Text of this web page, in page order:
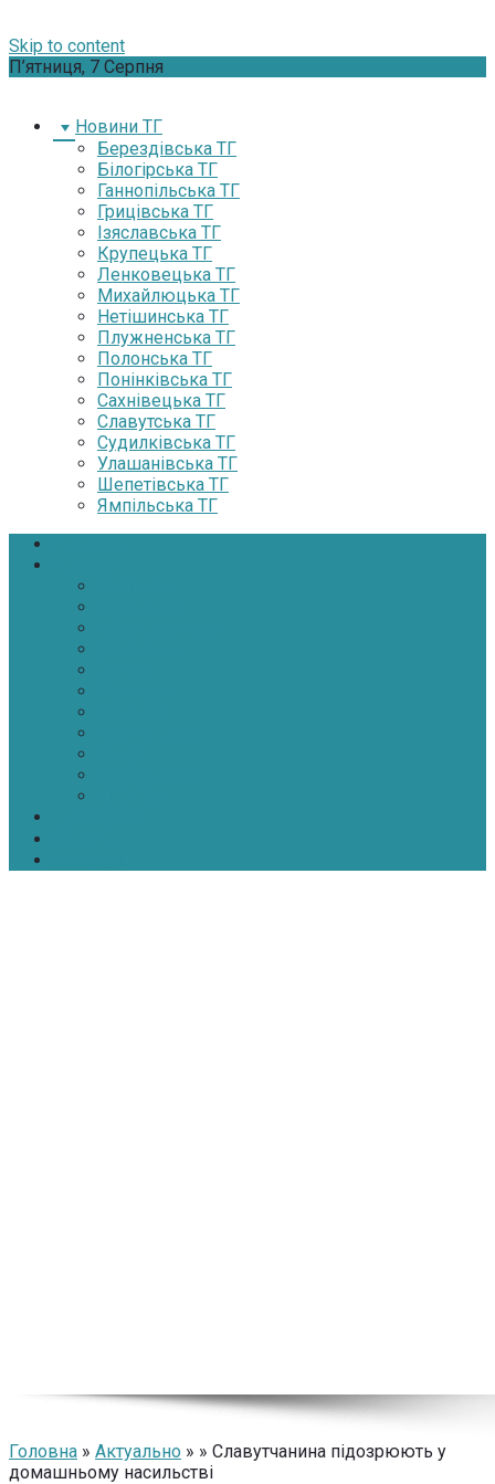
Skip to content
П’ятниця, 7 Серпня
Новини ТГ
Берездівська ТГ
Білогірська ТГ
Ганнопільська ТГ
Грицівська ТГ
Ізяславська ТГ
Крупецька ТГ
Ленковецька ТГ
Михайлюцька ТГ
Нетішинська ТГ
Плужненська ТГ
Полонська ТГ
Понінківська ТГ
Сахнівецька ТГ
Славутська ТГ
Судилківська ТГ
Улашанівська ТГ
Шепетівська ТГ
Ямпільська ТГ
Головна » Актуально » » Славутчанина підозрюють у
домашньому насильстві